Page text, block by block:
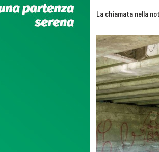
La chiamata nella